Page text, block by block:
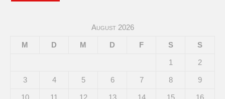
August 2026
M D M D F S S
1 2
3 4 5 6 7 8 9
10 11 12 13 14 15 16